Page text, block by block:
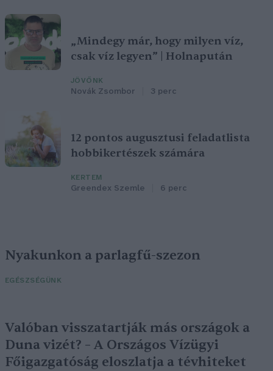
„Mindegy már, hogy milyen víz,
csak víz legyen” | Holnapután
JÖVŐNK
Novák Zsombor 3 perc
12 pontos augusztusi feladatlista
hobbikertészek számára
KERTEM
Greendex Szemle 6 perc
Nyakunkon a parlagfű-szezon
EGÉSZSÉGÜNK
Valóban visszatartják más országok a
Duna vizét? – A Országos Vízügyi
Főigazgatóság eloszlatja a tévhiteket